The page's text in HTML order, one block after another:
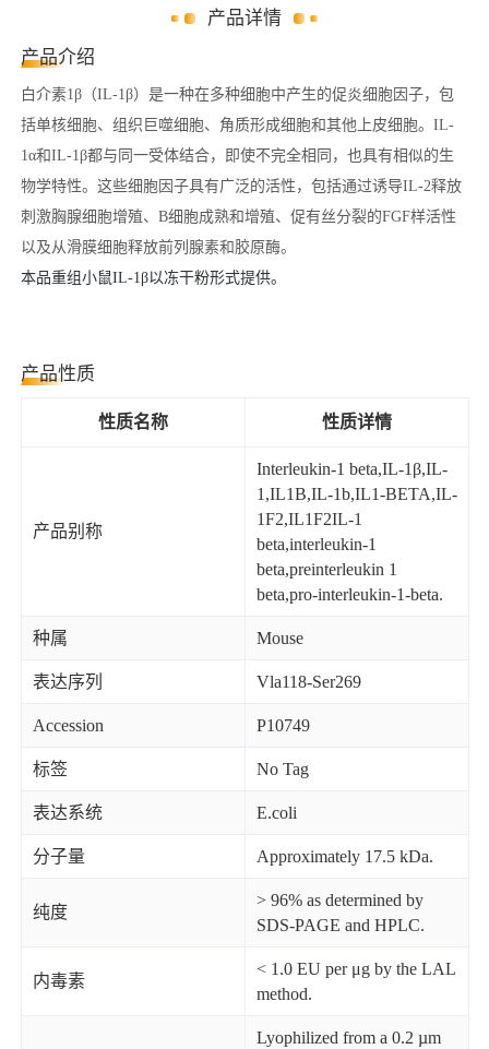
产品详情
产品介绍
白介素1β（IL-1β）是一种在多种细胞中产生的促炎细胞因子，包
括单核细胞、组织巨噬细胞、角质形成细胞和其他上皮细胞。IL-
1α和IL-1β都与同一受体结合，即使不完全相同，也具有相似的生
物学特性。这些细胞因子具有广泛的活性，包括通过诱导IL-2释放
刺激胸腺细胞增殖、B细胞成熟和增殖、促有丝分裂的FGF样活性
以及从滑膜细胞释放前列腺素和胶原酶。
本品重组小鼠IL-1β以冻干粉形式提供。
产品性质
性质名称 性质详情
产品别称
Interleukin-1 beta,IL-1β,IL-
1,IL1B,IL-1b,IL1-BETA,IL-
1F2,IL1F2IL-1
beta,interleukin-1
beta,preinterleukin 1
beta,pro-interleukin-1-beta.
种属 Mouse
表达序列 Vla118-Ser269
Accession P10749
标签 No Tag
表达系统 E.coli
分子量 Approximately 17.5 kDa.
纯度
> 96% as determined by
SDS-PAGE and HPLC.
内毒素
< 1.0 EU per μg by the LAL
method.
Lyophilized from a 0.2 µm